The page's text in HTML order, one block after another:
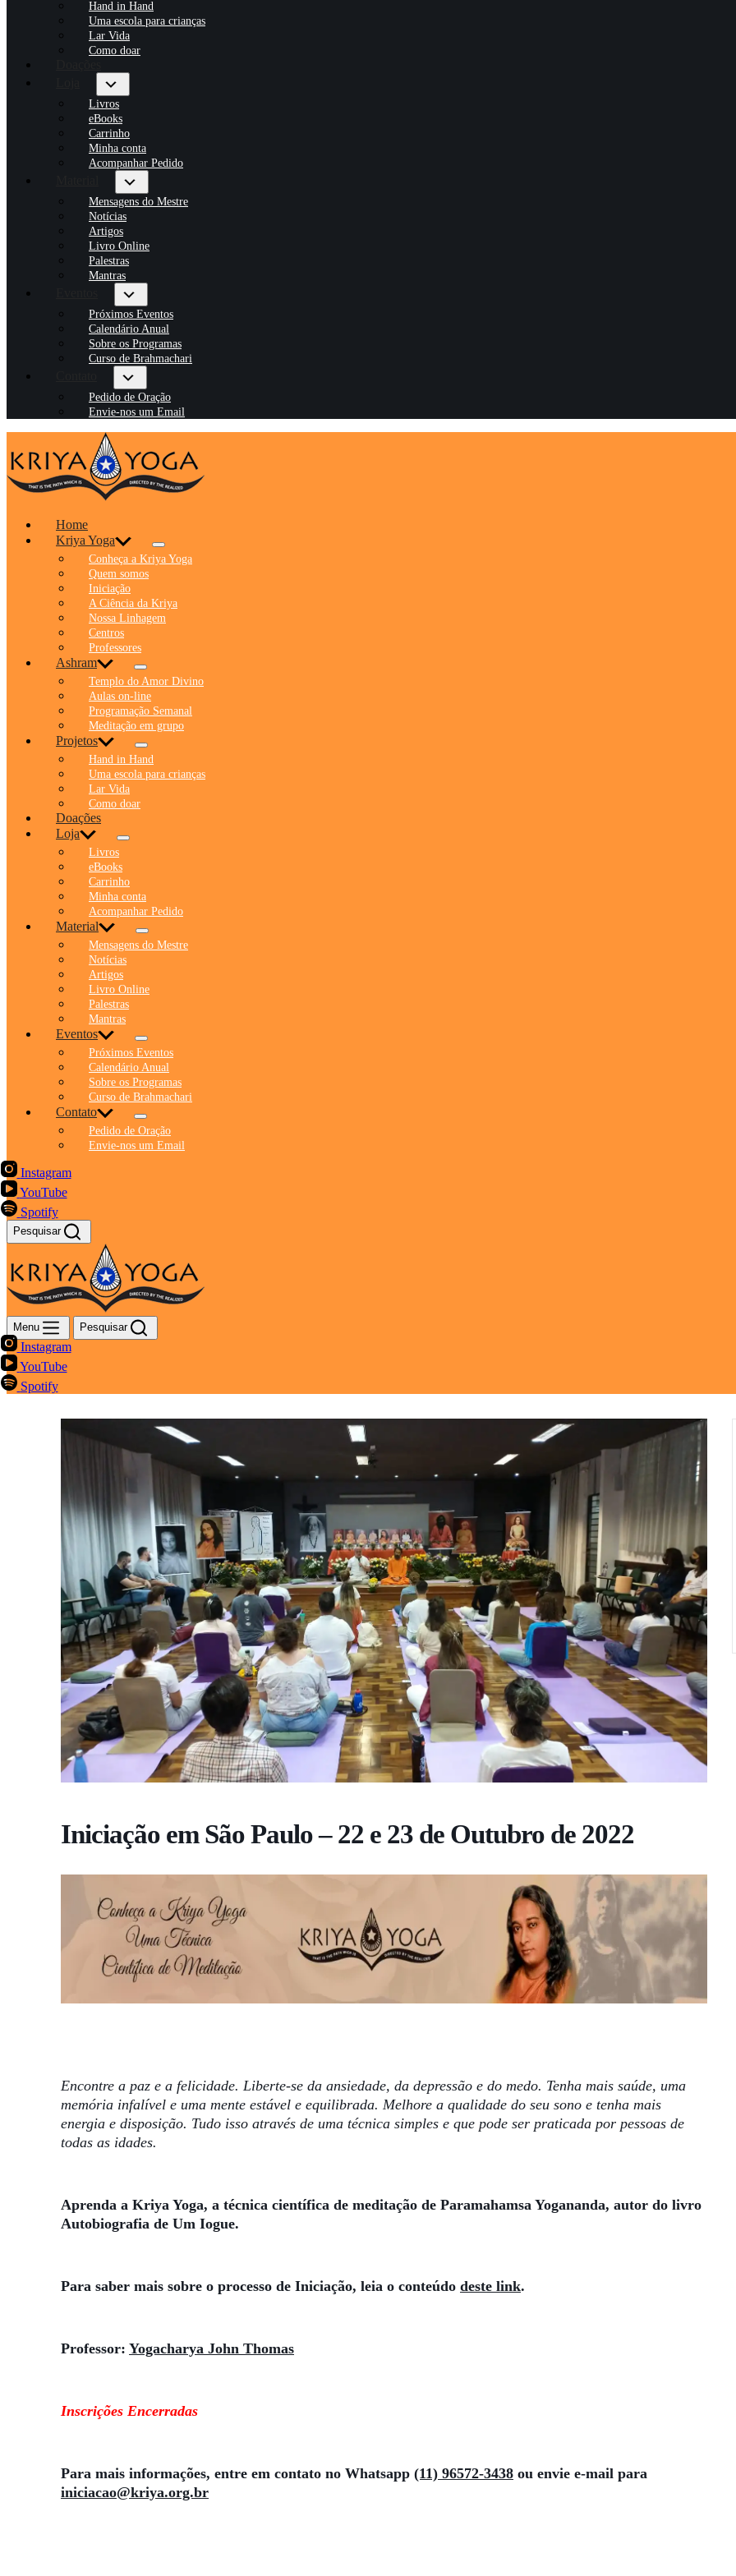
Hand in Hand
Uma escola para crianças
Lar Vida
Como doar
Livros
eBooks
Carrinho
Minha conta
Acompanhar Pedido
Mensagens do Mestre
Notícias
Artigos
Livro Online
Palestras
Mantras
Próximos Eventos
Calendário Anual
Sobre os Programas
Curso de Brahmachari
Pedido de Oração
Envie-nos um Email
Home
Kriya Yoga
Conheça a Kriya Yoga
Quem somos
Iniciação
A Ciência da Kriya
Nossa Linhagem
Centros
Professores
Ashram
Templo do Amor Divino
Aulas on-line
Programação Semanal
Meditação em grupo
Projetos
Hand in Hand
Uma escola para crianças
Lar Vida
Como doar
Doações
Loja
Livros
eBooks
Carrinho
Minha conta
Acompanhar Pedido
Material
Mensagens do Mestre
Notícias
Artigos
Livro Online
Palestras
Mantras
Eventos
Próximos Eventos
Calendário Anual
Sobre os Programas
Curso de Brahmachari
Contato
Pedido de Oração
Envie-nos um Email
Instagram
YouTube
Spotify
Pesquisar
Menu Pesquisar
Instagram
YouTube
Spotify
Iniciação em São Paulo – 22 e 23 de Outubro de 2022
Encontre a paz e a felicidade. Liberte-se da ansiedade, da depressão e do medo. Tenha mais saúde, uma
memória infalível e uma mente estável e equilibrada. Melhore a qualidade do seu sono e tenha mais
energia e disposição. Tudo isso através de uma técnica simples e que pode ser praticada por pessoas de
todas as idades.
Aprenda a Kriya Yoga, a técnica científica de meditação de Paramahamsa Yogananda, autor do livro
Autobiografia de Um Iogue.
Para saber mais sobre o processo de Iniciação, leia o conteúdo deste link.
Professor: Yogacharya John Thomas
Inscrições Encerradas
Para mais informações, entre em contato no Whatsapp (11) 96572-3438 ou envie e-mail para
iniciacao@kriya.org.br